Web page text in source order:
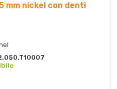
mm nickel con denti